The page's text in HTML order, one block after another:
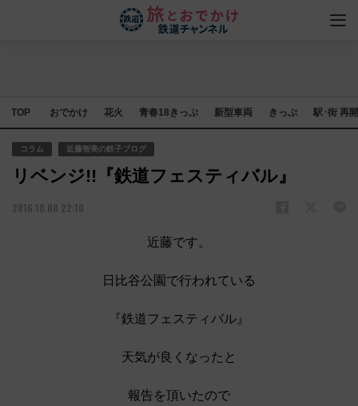
TOP おでかけ 花火 青春18きっぷ 新型車両 きっぷ 駅･街 再
コラム 近藤智美の鉄子ブログ
リベンジ!!『鉄道フェスティバル』
2016.10.08 22:10
近藤です。
日比谷公園で行われている
『鉄道フェスティバル』
天気が良くなったと
報告を頂いたので